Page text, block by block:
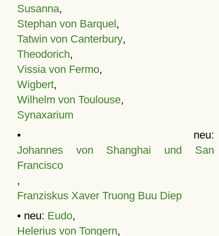
Susanna,
Stephan von Barquel,
Tatwin von Canterbury,
Theodorich,
Vissia von Fermo,
Wigbert,
Wilhelm von Toulouse,
Synaxarium
• neu:
Johannes von Shanghai und San
Francisco
,
Franziskus Xaver Truong Buu Diep
• neu: Eudo,
Helerius von Tongern,